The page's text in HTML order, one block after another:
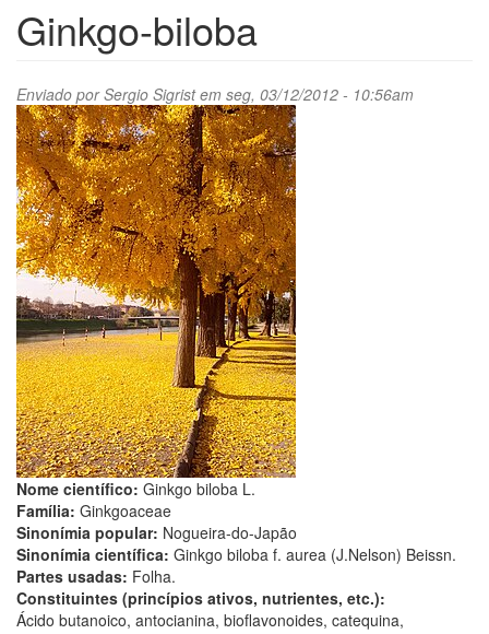
Ginkgo-biloba
Enviado porSergio Sigristem seg, 03/12/2012 - 10:56am
Nome científico: Ginkgo biloba L.
Família: Ginkgoaceae
Sinonímia popular: Nogueira-do-Japão
Sinonímia científica: Ginkgo biloba f. aurea (J.Nelson) Beissn.
Partes usadas: Folha.
Constituintes (princípios ativos, nutrientes, etc.):
Ácido butanoico, antocianina, bioflavonoides, catequina,